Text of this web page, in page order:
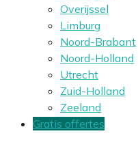
Overijssel
Limburg
Noord-Brabant
Noord-Holland
Utrecht
Zuid-Holland
Zeeland
Gratis offertes